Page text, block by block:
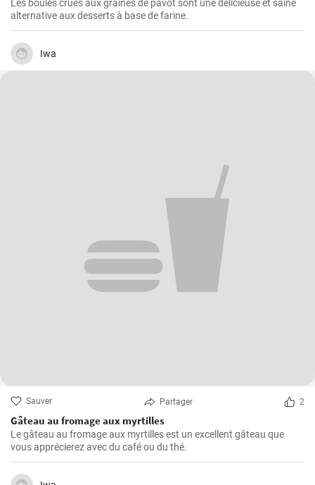
Les boules crues aux graines de pavot sont une délicieuse et saine
alternative aux desserts à base de farine.
Iwa
Sauver Partager 2
Gâteau au fromage aux myrtilles
Le gâteau au fromage aux myrtilles est un excellent gâteau que
vous apprécierez avec du café ou du thé.